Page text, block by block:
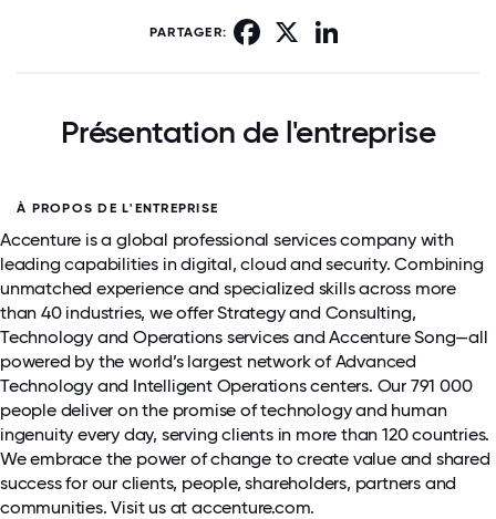
PARTAGER: Facebook
Présentation de l'entreprise
À PROPOS DE L'ENTREPRISE
Accenture is a global professional services company with
leading capabilities in digital, cloud and security. Combining
unmatched experience and specialized skills across more
than 40 industries, we offer Strategy and Consulting,
Technology and Operations services and Accenture Song—all
powered by the world’s largest network of Advanced
Technology and Intelligent Operations centers. Our 791 000
people deliver on the promise of technology and human
ingenuity every day, serving clients in more than 120 countries.
We embrace the power of change to create value and shared
success for our clients, people, shareholders, partners and
communities. Visit us at accenture.com.